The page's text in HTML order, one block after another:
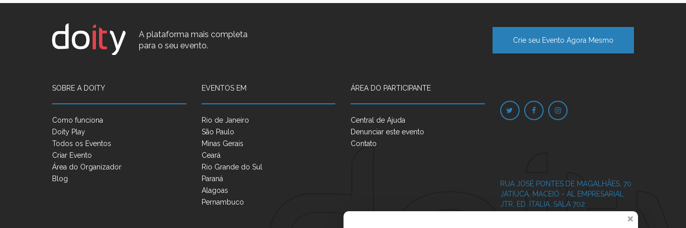
A plataforma mais completa
para o seu evento.
Crie seu Evento Agora Mesmo
SOBRE A DOITY
Como funciona
Doity Play
Todos os Eventos
Criar Evento
Área do Organizador
Blog
EVENTOS EM
Rio de Janeiro
São Paulo
Minas Gerais
Ceará
Rio Grande do Sul
Paraná
Alagoas
Pernambuco
ÁREA DO PARTICIPANTE
Central de Ajuda
Denunciar este evento
Contato
RUA JOSÉ PONTES DE MAGALHÃES, 70
JATIÚCA, MACEIÓ - AL
EMPRESARIAL
JTR, ED. ÍTALIA, SALA 702